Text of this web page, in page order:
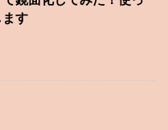
ます